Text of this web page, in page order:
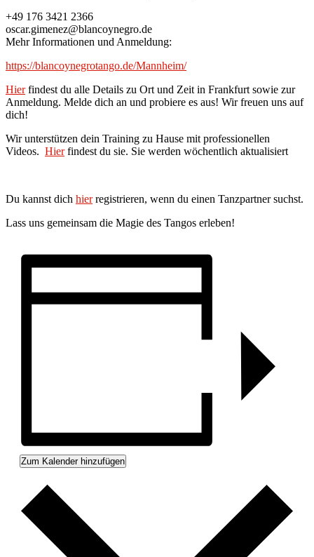
+49 176 3421 2366
oscar.gimenez@blancoynegro.de
Mehr Informationen und Anmeldung:
https://blancoynegrotango.de/Mannheim/
Hierfindest du alle Details zu Ort und Zeit in Frankfurt sowie zur
Anmeldung. Melde dich an und probiere es aus! Wir freuen uns auf
dich!
Wir unterstützen dein Training zu Hause mit professionellen
Videos. Hierfindest du sie. Sie werden wöchentlich aktualisiert
Du kannst dich hierregistrieren, wenn du einen Tanzpartner suchst.
Lass uns gemeinsam die Magie des Tangos erleben!
Zum Kalender hinzufügen